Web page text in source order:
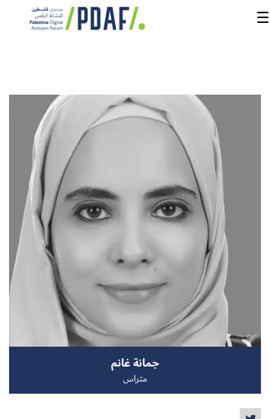
سجل الآن
☰
جمانة غانم
متراس